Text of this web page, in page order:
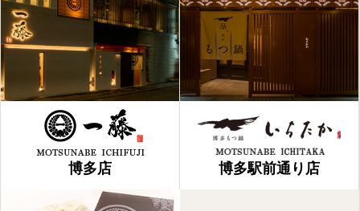
博多店 博多駅前通り店